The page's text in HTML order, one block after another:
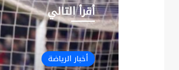
أقرأ التالي
أخبار الرياضة